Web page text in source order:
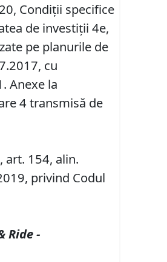
Condiţii specifice
de investiţii 4e,
pe planurile de
cu
Anexe la
4 transmisă de
art. 154, alin.
privind Codul
Ride -